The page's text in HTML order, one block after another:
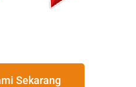
Sekarang